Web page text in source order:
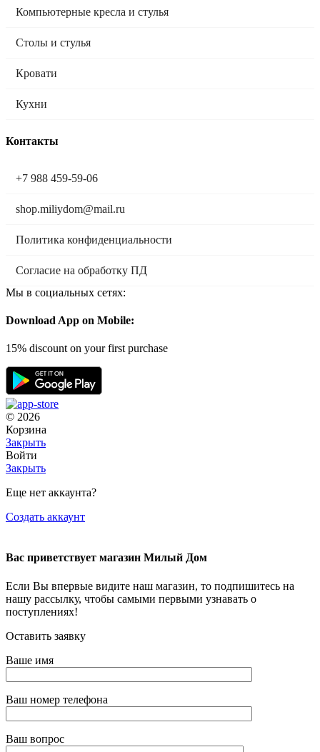
Компьютерные кресла и стулья
Столы и стулья
Кровати
Кухни
Контакты
+7 988 459-59-06
shop.miliydom@mail.ru
Политика конфиденциальности
Согласие на обработку ПД
Мы в социальных сетях:
Download App on Mobile:
15% discount on your first purchase
© 2026
Корзина
Закрыть
Войти
Закрыть
Еще нет аккаунта?
Создать аккаунт
Вас приветствует магазин Милый Дом
Если Вы впервые видите наш магазин, то подпишитесь на
нашу рассылку, чтобы самыми первыми узнавать о
поступлениях!
Оставить заявку
Ваше имя
Ваш номер телефона
Ваш вопрос